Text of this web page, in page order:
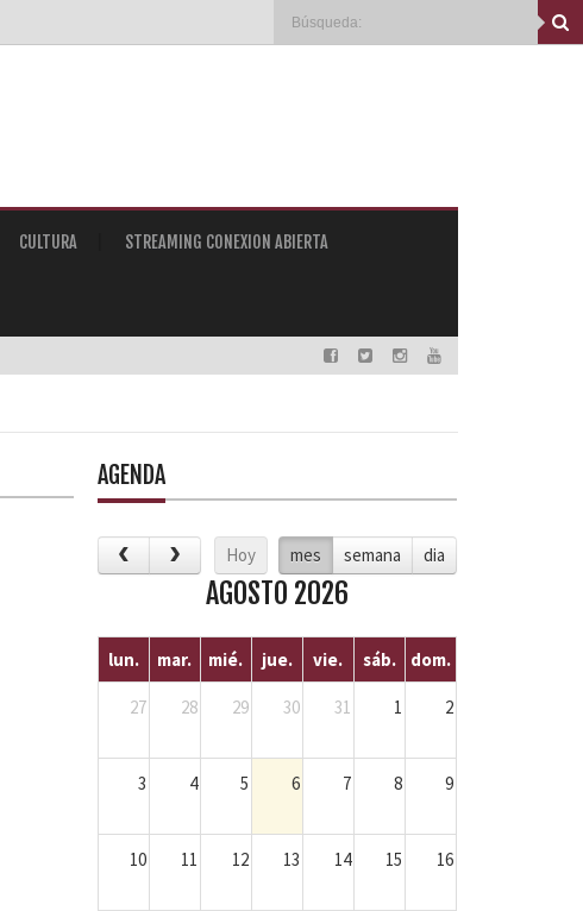
CULTURA STREAMING CONEXION ABIERTA
AGENDA
Hoy mes semana dia
AGOSTO 2026
lun. mar. mié. jue. vie. sáb. dom.
27 28 29 30 31 1 2
3 4 5 6 7 8 9
10 11 12 13 14 15 16